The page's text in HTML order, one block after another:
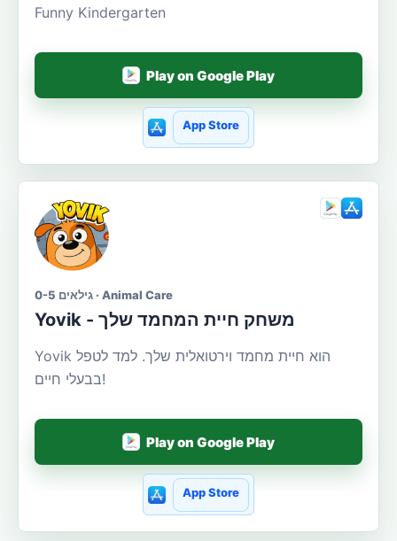
Funny Kindergarten
Play on Google Play
App Store
גילאים 0-5 · Animal Care
Yovik - משחק חיית המחמד שלך
Yovik הוא חיית מחמד וירטואלית שלך. למד לטפל
בבעלי חיים!
Play on Google Play
App Store